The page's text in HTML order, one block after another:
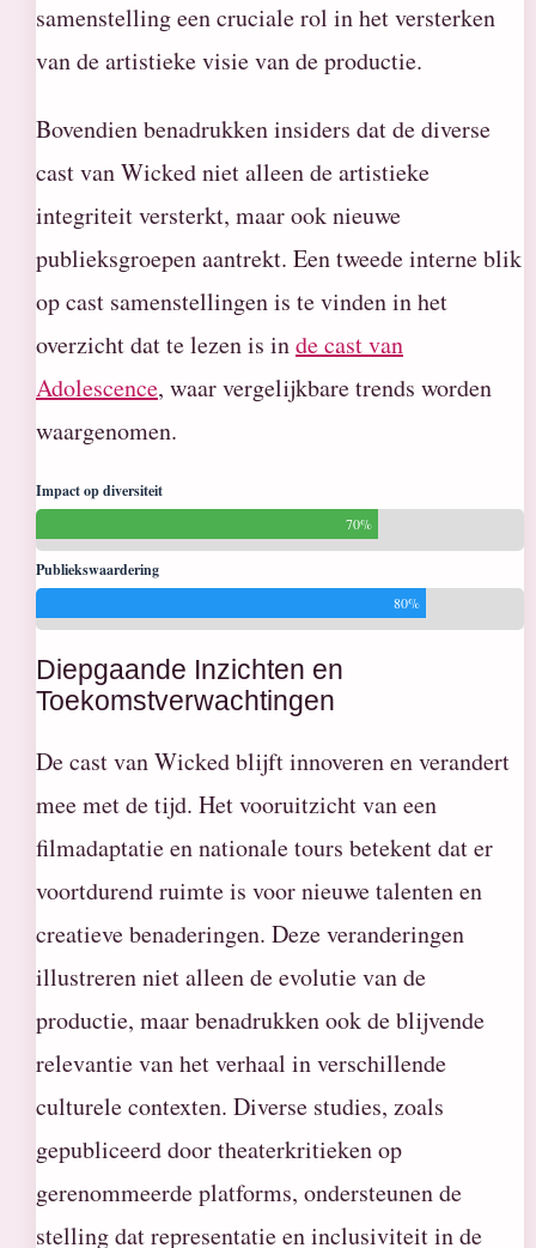
samenstelling een cruciale rol in het versterken
van de artistieke visie van de productie.
Bovendien benadrukken insiders dat de diverse
cast van Wicked niet alleen de artistieke
integriteit versterkt, maar ook nieuwe
publieksgroepen aantrekt. Een tweede interne blik
op cast samenstellingen is te vinden in het
overzicht dat te lezen is inde cast van
Adolescence, waar vergelijkbare trends worden
waargenomen.
Impact op diversiteit
70%
Publiekswaardering
80%
Diepgaande Inzichten en
Toekomstverwachtingen
De cast van Wicked blijft innoveren en verandert
mee met de tijd. Het vooruitzicht van een
filmadaptatie en nationale tours betekent dat er
voortdurend ruimte is voor nieuwe talenten en
creatieve benaderingen. Deze veranderingen
illustreren niet alleen de evolutie van de
productie, maar benadrukken ook de blijvende
relevantie van het verhaal in verschillende
culturele contexten. Diverse studies, zoals
gepubliceerd door theaterkritieken op
gerenommeerde platforms, ondersteunen de
stelling dat representatie en inclusiviteit in de